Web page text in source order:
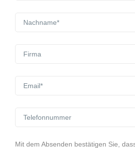
Mit dem Absenden bestätigen Sie,